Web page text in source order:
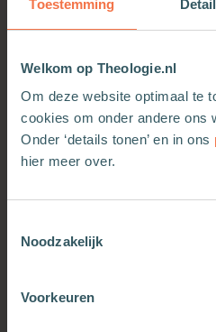
Toestemming
Welkom op Theologie.nl
Om deze website optimaal te
cookies om onder andere ons
Onder ‘details tonen’ en in ons
hier meer over.
Noodzakelijk
Voorkeuren
Handboek pastoraat bij
Meer informatie